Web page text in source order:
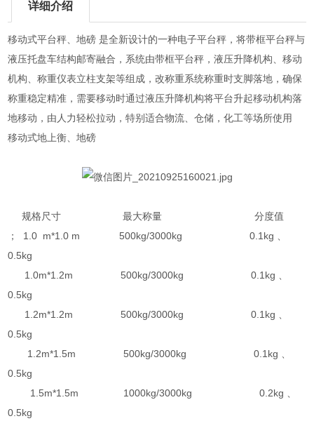
详细介绍
移动式平台秤、地磅 是全新设计的一种电子平台秤，将带框平台秤与
液压托盘车结构邮寄融合，系统由带框平台秤，液压升降机构、移动
机构、称重仪表立柱支架等组成，改称重系统称重时支脚落地，确保
称重稳定精准，需要移动时通过液压升降机构将平台升起移动机构落
地移动，由人力轻松拉动，特别适合物流、仓储，化工等场所使用
移动式地上衡、地磅
规格尺寸 最大称量 分度值
； 1.0 m*1.0 m 500kg/3000kg 0.1kg 、
0.5kg
1.0m*1.2m 500kg/3000kg 0.1kg 、
0.5kg
1.2m*1.2m 500kg/3000kg 0.1kg 、
0.5kg
1.2m*1.5m 500kg/3000kg 0.1kg 、
0.5kg
1.5m*1.5m 1000kg/3000kg 0.2kg 、
0.5kg